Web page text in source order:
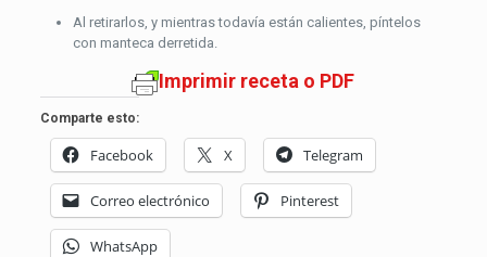
Al retirarlos, y mientras todavía están calientes, píntelos
con manteca derretida.
Imprimir receta o PDF
Comparte esto:
Facebook X Telegram
Correo electrónico Pinterest
WhatsApp